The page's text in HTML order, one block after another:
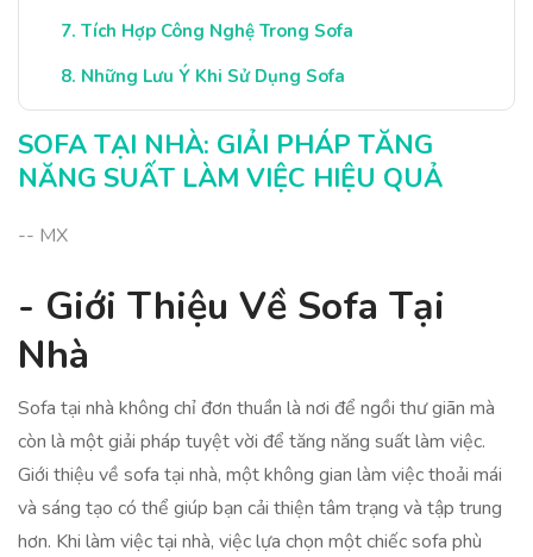
Tích Hợp Công Nghệ Trong Sofa
Những Lưu Ý Khi Sử Dụng Sofa
Kết Luận: Sofa, Hỗ Trợ Năng Suất Làm Việc
SOFA TẠI NHÀ: GIẢI PHÁP TĂNG
NĂNG SUẤT LÀM VIỆC HIỆU QUẢ
-- MX
- Giới Thiệu Về Sofa Tại
Nhà
Sofa tại nhà không chỉ đơn thuần là nơi để ngồi thư giãn mà
còn là một giải pháp tuyệt vời để tăng năng suất làm việc.
Giới thiệu về sofa tại nhà, một không gian làm việc thoải mái
và sáng tạo có thể giúp bạn cải thiện tâm trạng và tập trung
hơn. Khi làm việc tại nhà, việc lựa chọn một chiếc sofa phù